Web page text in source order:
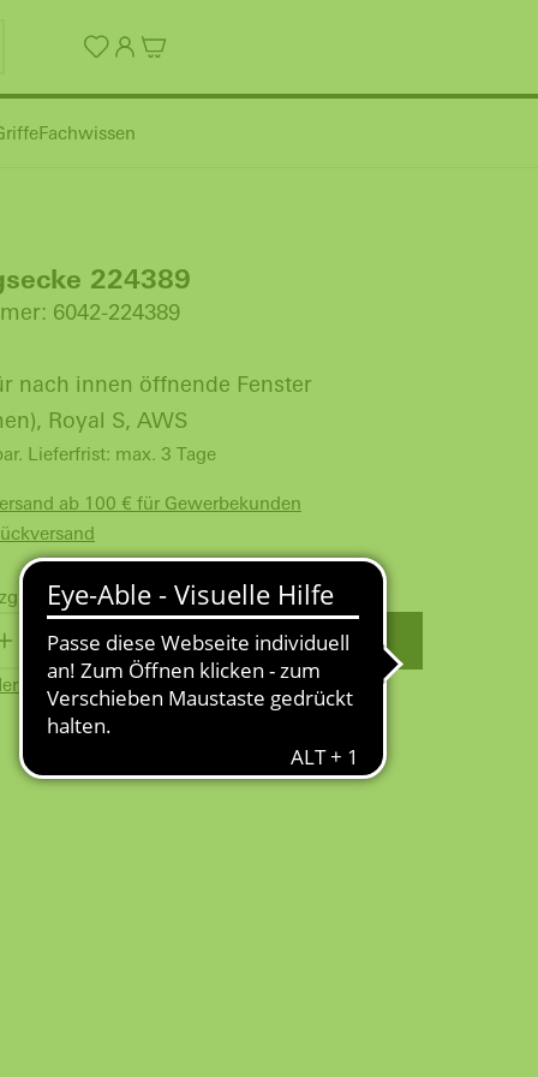
Fachwissen
224389
6042-224389
nach innen öffnende Fenster
Royal S, AWS
Lieferfrist: max. 3 Tage
ab 100 € für Gewerbekunden
Versandkosten
WARENKORB